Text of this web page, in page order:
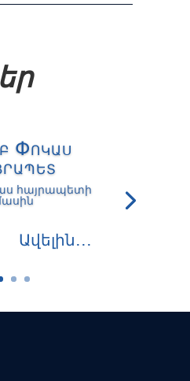
Փոկաս
հայրապետի
Ավելին․․․